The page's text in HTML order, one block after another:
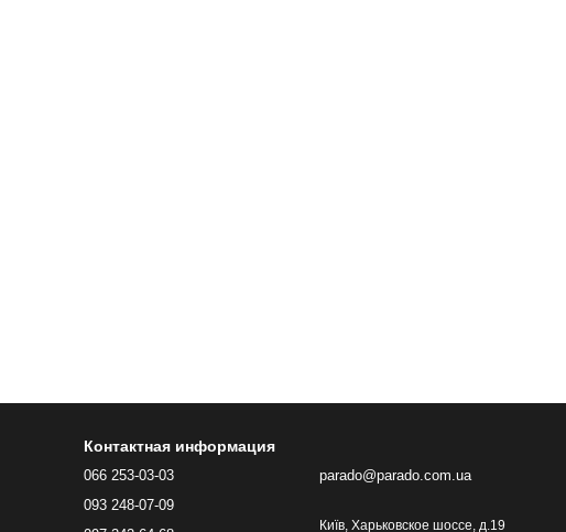
Контактная информация
066 253-03-03
093 248-07-09
parado@parado.com.ua
Київ, Харьковское шоссе, д.19